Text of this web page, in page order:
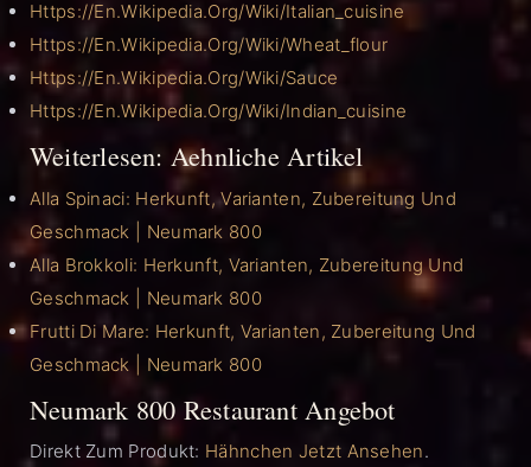
Https://en.wikipedia.org/wiki/Italian_cuisine
Https://en.wikipedia.org/wiki/Wheat_flour
Https://en.wikipedia.org/wiki/Sauce
Https://en.wikipedia.org/wiki/Indian_cuisine
Weiterlesen: Aehnliche Artikel
Alla Spinaci: Herkunft, Varianten, Zubereitung Und
Geschmack | Neumark 800
Alla Brokkoli: Herkunft, Varianten, Zubereitung Und
Geschmack | Neumark 800
Frutti Di Mare: Herkunft, Varianten, Zubereitung Und
Geschmack | Neumark 800
Neumark 800 Restaurant Angebot
Direkt Zum Produkt: Hähnchen Jetzt Ansehen.